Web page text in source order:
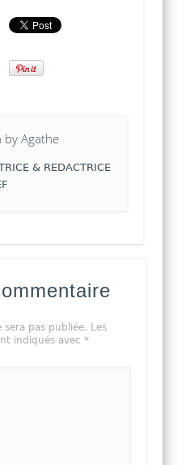
byAgathe
& REDACTRICE
sera pas publiée. Les
indiqués avec *